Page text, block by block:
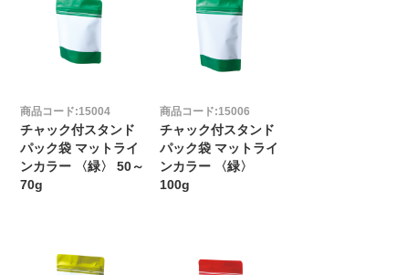
商品コード:15004
チャック付スタンド
パック袋 マットライ
ンカラー 〈緑〉 50～
70g
商品コード:15006
チャック付スタンド
パック袋 マットライ
ンカラー 〈緑〉
100g